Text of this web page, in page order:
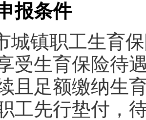
报条件
城镇职工生育
受生育保险待
且足额缴纳生
工先行垫付，